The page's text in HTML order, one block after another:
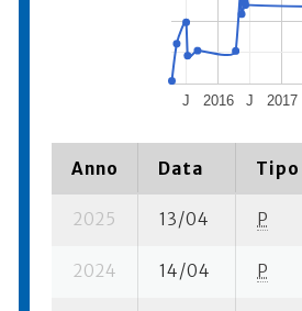
2016 2017
J J
Anno Data Tipo
2025 13/04 P
2024 14/04 P